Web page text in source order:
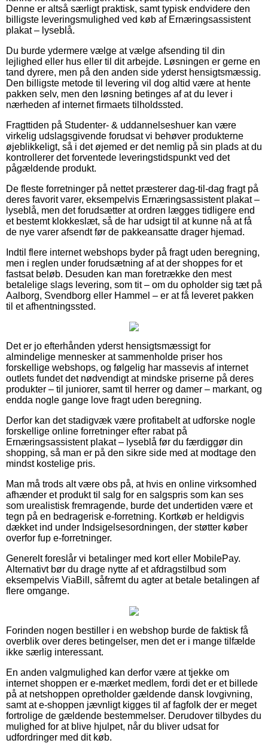
Denne er altså særligt praktisk, samt typisk endvidere den
billigste leveringsmulighed ved køb af Ernæringsassistent
plakat – lyseblå.
Du burde ydermere vælge at vælge afsending til din
lejlighed eller hus eller til dit arbejde. Løsningen er gerne en
tand dyrere, men på den anden side yderst hensigtsmæssig.
Den billigste metode til levering vil dog altid være at hente
pakken selv, men den løsning betinges af at du lever i
nærheden af internet firmaets tilholdssted.
Fragttiden på Studenter- & uddannelseshuer kan være
virkelig udslagsgivende forudsat vi behøver produkterne
øjeblikkeligt, så i det øjemed er det nemlig på sin plads at du
kontrollerer det forventede leveringstidspunkt ved det
pågældende produkt.
De fleste forretninger på nettet præsterer dag-til-dag fragt på
deres favorit varer, eksempelvis Ernæringsassistent plakat –
lyseblå, men det forudsætter at ordren lægges tidligere end
et bestemt klokkeslæt, så de har udsigt til at kunne nå at få
de nye varer afsendt før de pakkeansatte drager hjemad.
Indtil flere internet webshops byder på fragt uden beregning,
men i reglen under forudsætning af at der shoppes for et
fastsat beløb. Desuden kan man foretrække den mest
betalelige slags levering, som tit – om du opholder sig tæt på
Aalborg, Svendborg eller Hammel – er at få leveret pakken
til et afhentningssted.
Det er jo efterhånden yderst hensigtsmæssigt for
almindelige mennesker at sammenholde priser hos
forskellige webshops, og følgelig har massevis af internet
outlets fundet det nødvendigt at mindske priserne på deres
produkter – til juniorer, samt til herrer og damer – markant, og
endda nogle gange love fragt uden beregning.
Derfor kan det stadigvæk være profitabelt at udforske nogle
forskellige online forretninger efter rabat på
Ernæringsassistent plakat – lyseblå før du færdiggør din
shopping, så man er på den sikre side med at modtage den
mindst kostelige pris.
Man må trods alt være obs på, at hvis en online virksomhed
afhænder et produkt til salg for en salgspris som kan ses
som urealistisk fremragende, burde det undertiden være et
tegn på en bedragerisk e-forretning. Kortkøb er heldigvis
dækket ind under Indsigelsesordningen, der støtter køber
overfor fup e-forretninger.
Generelt foreslår vi betalinger med kort eller MobilePay.
Alternativt bør du drage nytte af et afdragstilbud som
eksempelvis ViaBill, såfremt du agter at betale betalingen af
flere omgange.
Forinden nogen bestiller i en webshop burde de faktisk få
overblik over deres betingelser, men det er i mange tilfælde
ikke særlig interessant.
En anden valgmulighed kan derfor være at tjekke om
internet shoppen er e-mærket medlem, fordi det er et billede
på at netshoppen opretholder gældende dansk lovgivning,
samt at e-shoppen jævnligt kigges til af fagfolk der er meget
fortrolige de gældende bestemmelser. Derudover tilbydes du
mulighed for at blive hjulpet, når du bliver udsat for
udfordringer med dit køb.